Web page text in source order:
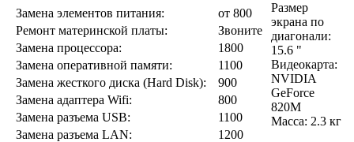
Замена элементов питания:
от 800
Ремонт материнской платы:
Звоните
Замена процессора:
1800
Замена оперативной памяти:
1100
Замена жесткого диска (Hard Disk):
900
Замена адаптера Wifi:
800
Замена разъeма USB:
1100
Замена разъeма LAN:
1200
Размер
экрана по
диагонали:
15.6 "
Видеокарта:
NVIDIA
GeForce
820M
Масса: 2.3 кг